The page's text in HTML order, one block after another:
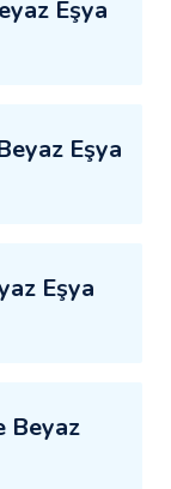
Eşya
Eşya
Eşya
Beyaz